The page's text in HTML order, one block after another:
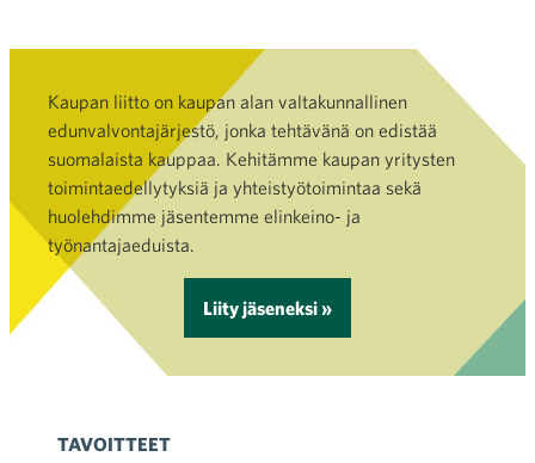
Kaupan liitto on kaupan alan valtakunnallinen
edunvalvontajärjestö, jonka tehtävänä on edistää
suomalaista kauppaa. Kehitämme kaupan yritysten
toimintaedellytyksiä ja yhteistyötoimintaa sekä
huolehdimme jäsentemme elinkeino- ja
työnantajaeduista.
Liity jäseneksi »
TAVOITTEET